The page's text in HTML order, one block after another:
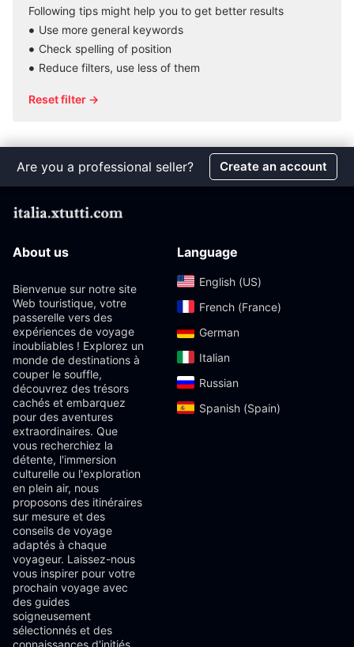
Following tips might help you to get better results
Use more general keywords
Check spelling of position
Reduce filters, use less of them
Reset filter →
Are you a professional seller? Create an account
About us
Bienvenue sur notre site
Web touristique, votre
passerelle vers des
expériences de voyage
inoubliables ! Explorez un
monde de destinations à
couper le souffle,
découvrez des trésors
cachés et embarquez
pour des aventures
extraordinaires. Que
vous recherchiez la
détente, l'immersion
culturelle ou l'exploration
en plein air, nous
proposons des itinéraires
sur mesure et des
conseils de voyage
adaptés à chaque
voyageur. Laissez-nous
vous inspirer pour votre
prochain voyage avec
des guides
soigneusement
sélectionnés et des
connaissances d'initiés.
Language
English (US)‎
French (France)‎
German‎
Italian‎
Russian‎
Spanish (Spain)‎